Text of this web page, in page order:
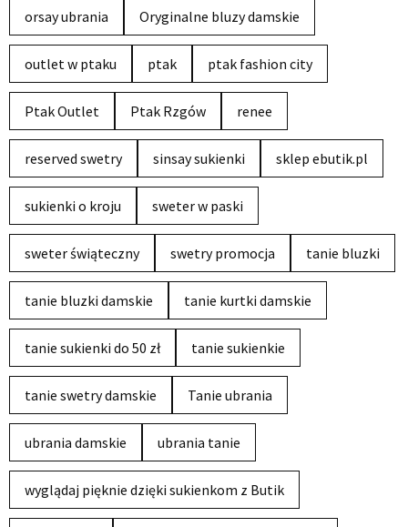
orsay ubrania Oryginalne bluzy damskie
outlet w ptaku ptak ptak fashion city
Ptak Outlet Ptak Rzgów renee
reserved swetry sinsay sukienki sklep ebutik.pl
sukienki o kroju sweter w paski
sweter świąteczny swetry promocja tanie bluzki
tanie bluzki damskie tanie kurtki damskie
tanie sukienki do 50 zł tanie sukienkie
tanie swetry damskie Tanie ubrania
ubrania damskie ubrania tanie
wyglądaj pięknie dzięki sukienkom z Butik